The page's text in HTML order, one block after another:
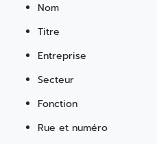
Nom
Titre
Entreprise
Secteur
Fonction
Rue et numéro